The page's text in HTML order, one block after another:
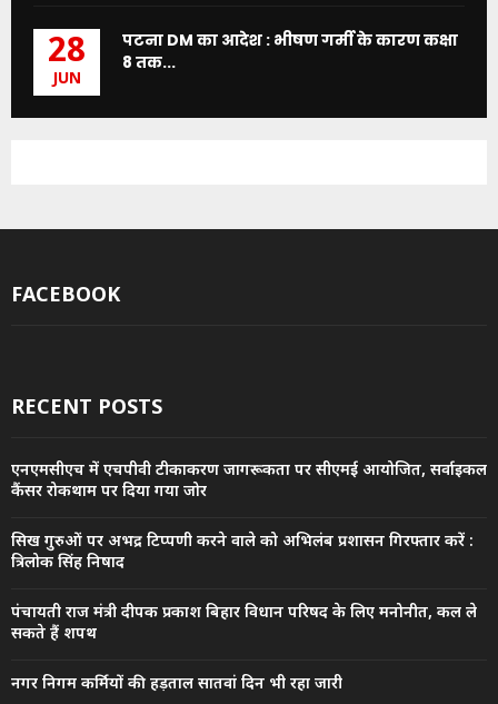
28
JUN
पटना DM का आदेश : भीषण गर्मी के कारण कक्षा
8 तक...
FACEBOOK
RECENT POSTS
एनएमसीएच में एचपीवी टीकाकरण जागरूकता पर सीएमई आयोजित, सर्वाइकल
कैंसर रोकथाम पर दिया गया जोर
सिख गुरुओं पर अभद्र टिप्पणी करने वाले को अभिलंब प्रशासन गिरफ्तार करें :
त्रिलोक सिंह निषाद
पंचायती राज मंत्री दीपक प्रकाश बिहार विधान परिषद के लिए मनोनीत, कल ले
सकते हैं शपथ
नगर निगम कर्मियों की हड़ताल सातवां दिन भी रहा जारी